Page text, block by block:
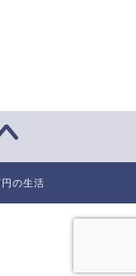
の生活